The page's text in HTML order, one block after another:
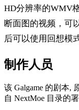
HD分辨率的WMV
断面图的视频，可
后可以使用回想模
制作人员
该 Galgame 的剧本,
自 NextMoe 目录的